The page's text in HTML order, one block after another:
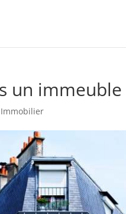
un immeuble
Immobilier